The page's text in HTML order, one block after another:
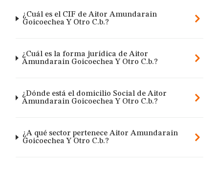
¿Cuál es el CIF de Aitor Amundarain
Goicoechea Y Otro C.b.?
¿Cuál es la forma jurídica de Aitor
Amundarain Goicoechea Y Otro C.b.?
¿Dónde está el domicilio Social de Aitor
Amundarain Goicoechea Y Otro C.b.?
¿A qué sector pertenece Aitor Amundarain
Goicoechea Y Otro C.b.?